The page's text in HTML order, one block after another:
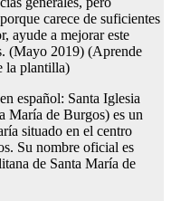
carece de suficientes
ayude a mejorar este
(Mayo 2019) (Aprende
la plantilla)
español: Santa Iglesia
María de Burgos) es un
situado en el centro
Su nombre oficial es
de Santa María de